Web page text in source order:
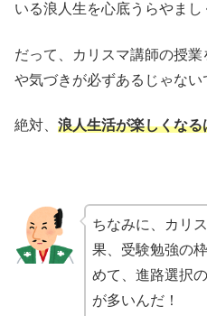
いる浪人生を心底うらやまし
だって、カリスマ講師の授
や気づきが必ずあるじゃない
絶対、 浪人生活が楽しくなる
ちなみに、カリ
果、受験勉強の
めて、進路選択
が多いんだ！